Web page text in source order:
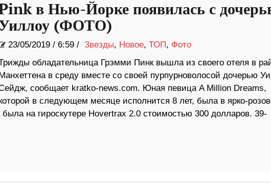
в Нью-Йорке появилась с
(ФОТО)
23/05/2019/ 6:59 / Звезды, Новое, ТОП, Фото
обладательница Грэмми Пинк вышла из своего отеля в
в среду вместе со своей пурпурноволосой дочерью
сообщает kratko-news.com. Юная певица A Million Dreams,
в следующем месяце исполнится 8 лет, была в ярко-
была на гироскутере Hovertrax 2.0 стоимостью 300 долларов. 39-